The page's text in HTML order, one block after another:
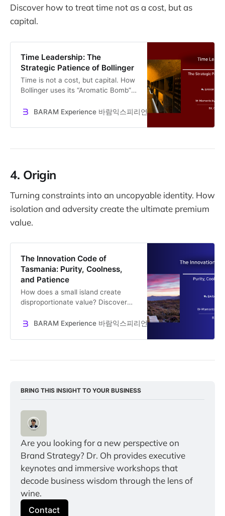
Discover how to treat time not as a cost, but as
capital.
Time Leadership: The
Strategic Patience of Bollinger
Time is not a cost, but capital. How
Bollinger uses its “Aromatic Bomb”
to turn patience into premium
BARAM Experience 바람익스피리언스 Dr. Jooseok Oh
4. Origin
Turning constraints into an uncopyable identity. How
isolation and adversity create the ultimate premium
value.
The Innovation Code of
Tasmania: Purity, Coolness,
and Patience
How does a small island create
disproportionate value? Discover
Purity, Coolness, and Patience into
BARAM Experience 바람익스피리언스 Dr. Jooseok Oh
BRING THIS INSIGHT TO YOUR BUSINESS
Are you looking for a new perspective on
Brand Strategy? Dr. Oh provides executive
keynotes and immersive workshops that
decode business wisdom through the lens of
wine.
Contact